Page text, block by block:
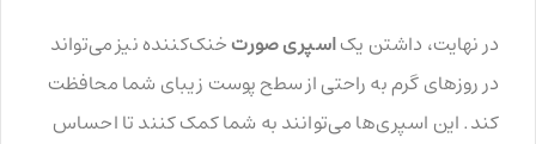
در نهایت، داشتن یکاسپری صورتخنک‌کننده نیز می‌تواند
در روزهای گرم به راحتی از سطح پوست زیبای شما محافظت
کند. این اسپری‌ها می‌توانند به شما کمک کنند تا احساس